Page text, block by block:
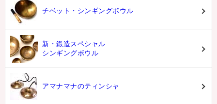
チベット・シンギングボウル
新・鍛造スペシャル
シンギングボウル
アマナマナのティンシャ